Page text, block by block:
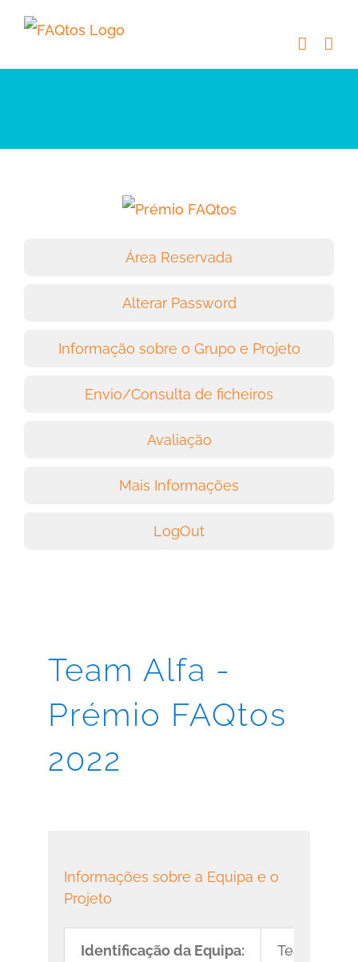
Skip
content
Team Alfa -
Prémio FAQtos
2022
Informações sobre a Equipa e o
Projeto
Identificação da Equipa: Team Alfa
Área Reservada
Alterar Password
Informação sobre o Grupo e Projeto
Envio/Consulta de ficheiros
Avaliação
Mais Informações
LogOut